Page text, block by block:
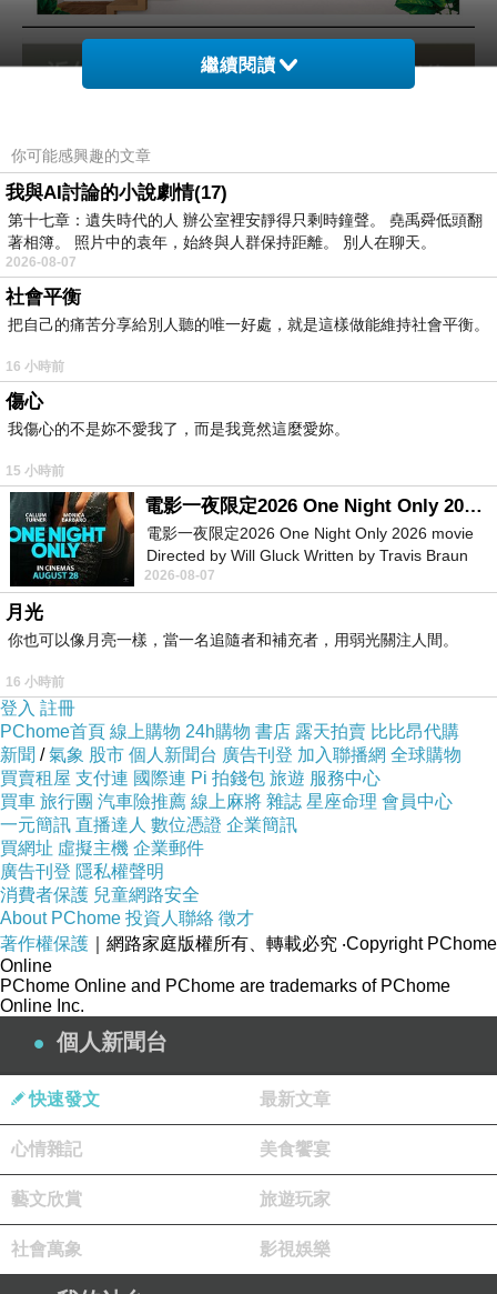
宋朝朱子曰：「善欲人見，不是真善；惡恐人知，
便是大惡。」
繼續閱讀
你可能感興趣的文章
我與AI討論的小說劇情(17)
第十七章：遺失時代的人 辦公室裡安靜得只剩時鐘聲。 堯禹舜低頭翻
著相簿。 照片中的袁年，始終與人群保持距離。 別人在聊天。
2026-08-07
社會平衡
把自己的痛苦分享給別人聽的唯一好處，就是這樣做能維持社會平衡。
16 小時前
傷心
我傷心的不是妳不愛我了，而是我竟然這麼愛妳。
15 小時前
電影一夜限定2026 One Night Only 2026 movie
電影一夜限定2026 One Night Only 2026 movie
Directed by Will Gluck Written by Travis Braun
Starring Monica Barbaro
2026-08-07
月光
你也可以像月亮一樣，當一名追隨者和補充者，用弱光關注人間。
16 小時前
登入 註冊
PChome首頁 線上購物 24h購物 書店 露天拍賣 比比昂代購
新聞 /氣象 股市 個人新聞台 廣告刊登 加入聯播網 全球購物
買賣租屋 支付連 國際連 Pi 拍錢包 旅遊 服務中心
買車 旅行團 汽車險推薦 線上麻將 雜誌 星座命理 會員中心
一元簡訊 直播達人 數位憑證 企業簡訊
買網址 虛擬主機 企業郵件
廣告刊登 隱私權聲明
消費者保護 兒童網路安全
About PChome 投資人聯絡 徵才
著作權保護 ｜網路家庭版權所有、轉載必究 ‧Copyright PChome
Online
PChome Online and PChome are trademarks of PChome
Online Inc.
個人新聞台
快速發文 最新文章
心情雜記 美食饗宴
藝文欣賞 旅遊玩家
社會萬象 影視娛樂